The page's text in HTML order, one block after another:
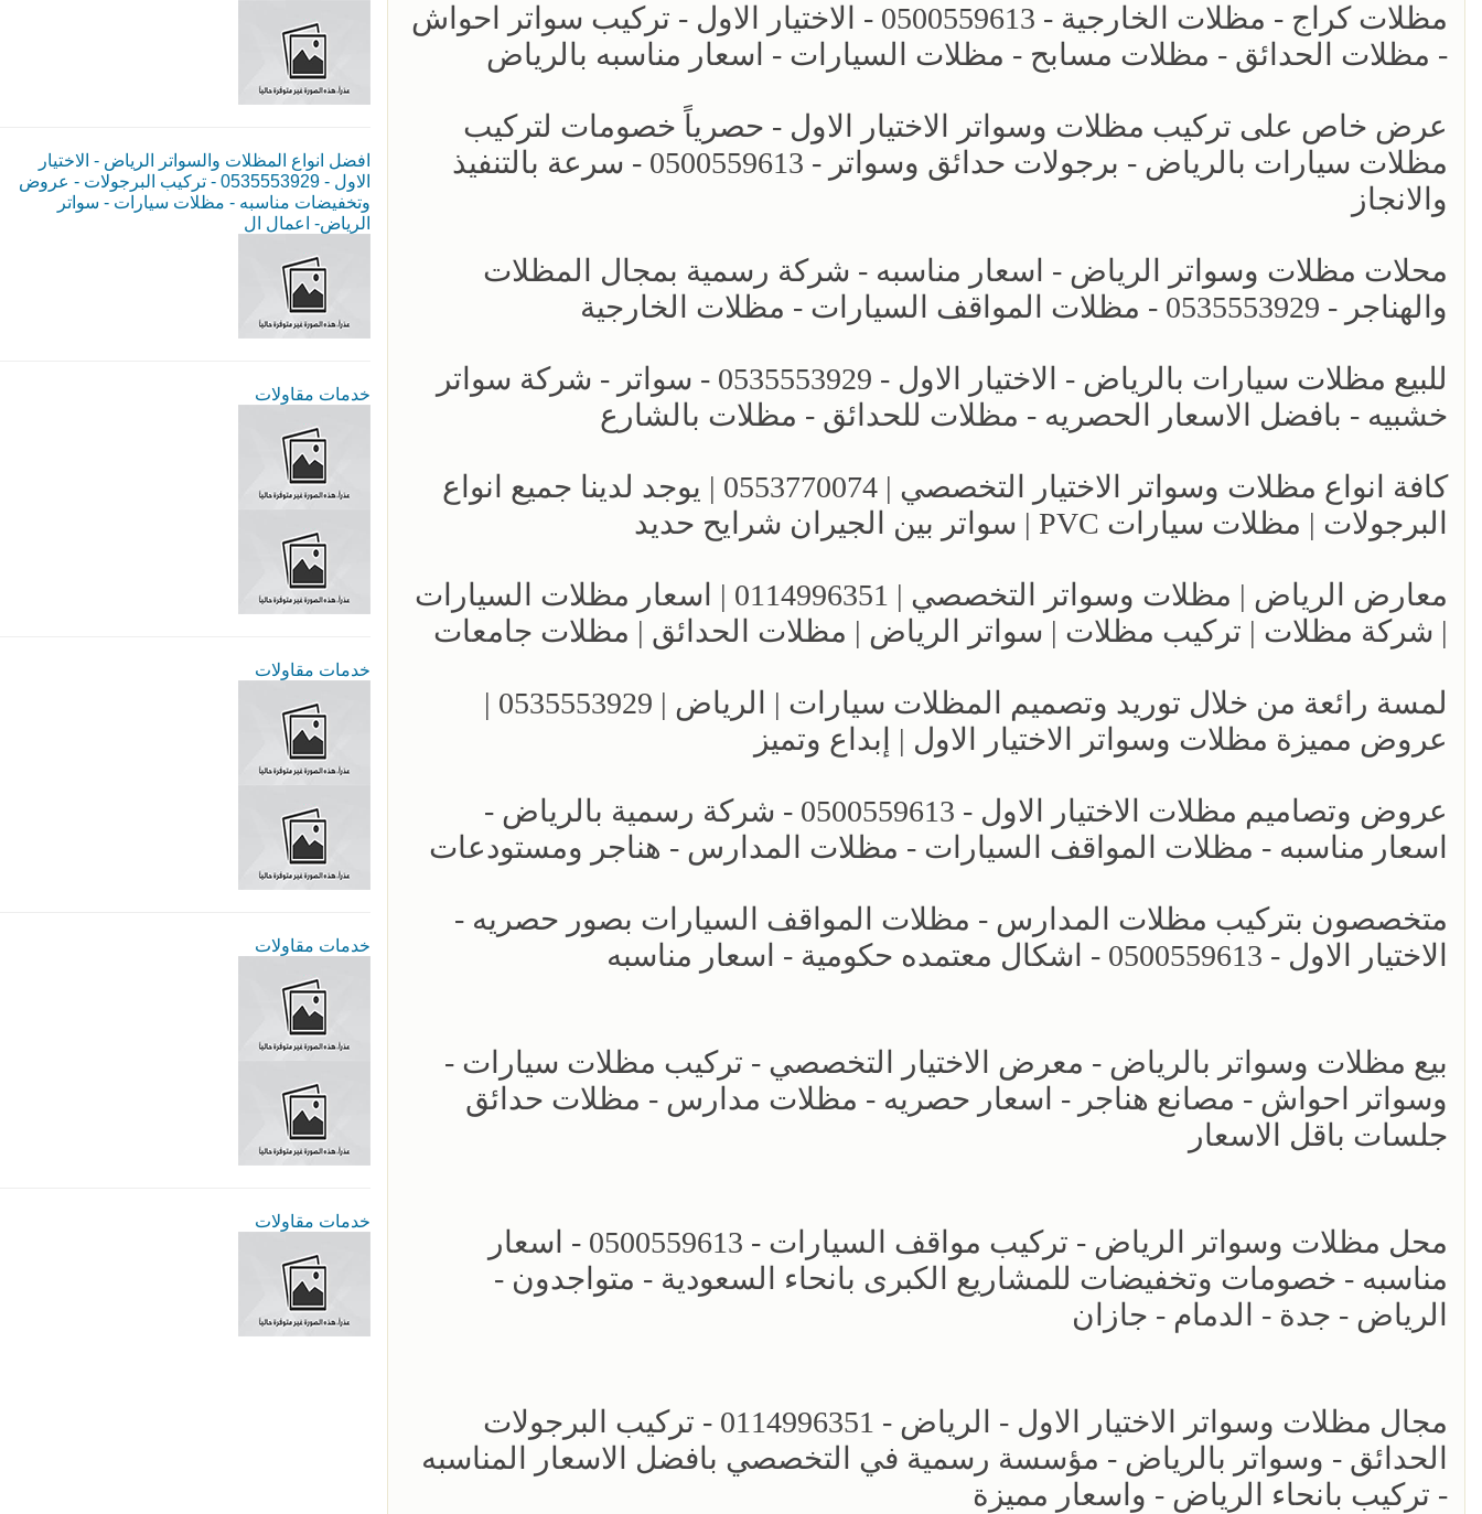
مظلات كراج - مظلات الخارجية - 0500559613 - الاختيار الاول - تركيب سواتر احواش
- مظلات الحدائق - مظلات مسابح - مظلات السيارات - اسعار مناسبه بالرياض
عرض خاص على تركيب مظلات وسواتر الاختيار الاول - حصرياً خصومات لتركيب
مظلات سيارات بالرياض - برجولات حدائق وسواتر - 0500559613 - سرعة بالتنفيذ
والانجاز
محلات مظلات وسواتر الرياض - اسعار مناسبه - شركة رسمية بمجال المظلات
والهناجر - 0535553929 - مظلات المواقف السيارات - مظلات الخارجية
للبيع مظلات سيارات بالرياض - الاختيار الاول - 0535553929 - سواتر - شركة سواتر
خشبيه - بافضل الاسعار الحصريه - مظلات للحدائق - مظلات بالشارع
كافة انواع مظلات وسواتر الاختيار التخصصي | 0553770074 | يوجد لدينا جميع انواع
البرجولات | مظلات سيارات PVC | سواتر بين الجيران شرايح حديد
معارض الرياض | مظلات وسواتر التخصصي | 0114996351 | اسعار مظلات السيارات
| شركة مظلات | تركيب مظلات | سواتر الرياض | مظلات الحدائق | مظلات جامعات
لمسة رائعة من خلال توريد وتصميم المظلات سيارات | الرياض | 0535553929 |
عروض مميزة مظلات وسواتر الاختيار الاول | إبداع وتميز
عروض وتصاميم مظلات الاختيار الاول - 0500559613 - شركة رسمية بالرياض -
اسعار مناسبه - مظلات المواقف السيارات - مظلات المدارس - هناجر ومستودعات
متخصصون بتركيب مظلات المدارس - مظلات المواقف السيارات بصور حصريه -
الاختيار الاول - 0500559613 - اشكال معتمده حكومية - اسعار مناسبه
بيع مظلات وسواتر بالرياض - معرض الاختيار التخصصي - تركيب مظلات سيارات -
وسواتر احواش - مصانع هناجر - اسعار حصريه - مظلات مدارس - مظلات حدائق
جلسات باقل الاسعار
محل مظلات وسواتر الرياض - تركيب مواقف السيارات - 0500559613 - اسعار
مناسبه - خصومات وتخفيضات للمشاريع الكبرى بانحاء السعودية - متواجدون -
الرياض - جدة - الدمام - جازان
مجال مظلات وسواتر الاختيار الاول - الرياض - 0114996351 - تركيب البرجولات
الحدائق - وسواتر بالرياض - مؤسسة رسمية في التخصصي بافضل الاسعار المناسبه
- تركيب بانحاء الرياض - واسعار مميزة
افضل انواع المظلات والسواتر الرياض - الاختيار
الاول - 0535553929 - تركيب البرجولات - عروض
وتخفيضات مناسبه - مظلات سيارات - سواتر
الرياض- اعمال ال
خدمات مقاولات
خدمات مقاولات
خدمات مقاولات
خدمات مقاولات